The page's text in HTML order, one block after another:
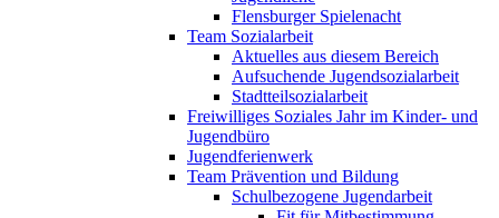
Flensburger Spielenacht
Team Sozialarbeit
Aktuelles aus diesem Bereich
Aufsuchende Jugendsozialarbeit
Stadtteilsozialarbeit
Freiwilliges Soziales Jahr im Kinder- und
Jugendbüro
Jugendferienwerk
Team Prävention und Bildung
Schulbezogene Jugendarbeit